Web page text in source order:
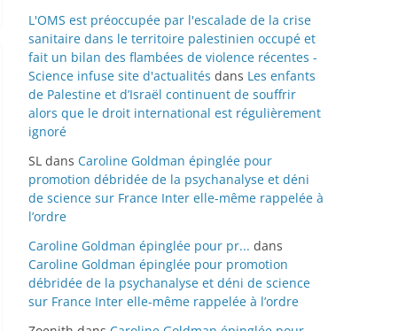
L'OMS est préoccupée par l'escalade de la crise
sanitaire dans le territoire palestinien occupé et
fait un bilan des flambées de violence récentes -
Science infuse site d'actualités dans Les enfants
de Palestine et d’Israël continuent de souffrir
alors que le droit international est régulièrement
ignoré
SL dans Caroline Goldman épinglée pour
promotion débridée de la psychanalyse et déni
de science sur France Inter elle-même rappelée à
l’ordre
Caroline Goldman épinglée pour pr... dans
Caroline Goldman épinglée pour promotion
débridée de la psychanalyse et déni de science
sur France Inter elle-même rappelée à l’ordre